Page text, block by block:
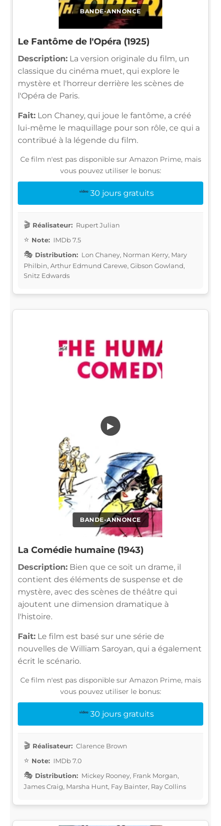
BANDE-ANNONCE
Le Fantôme de l'Opéra (1925)
Description: La version originale du film, un
classique du cinéma muet, qui explore le
mystère et l'horreur derrière les scènes de
l'Opéra de Paris.
Fait: Lon Chaney, qui joue le fantôme, a créé
lui-même le maquillage pour son rôle, ce qui a
contribué à la légende du film.
Ce film n'est pas disponible sur Amazon Prime, mais
vous pouvez utiliser le bonus:
30 jours gratuits
Réalisateur: Rupert Julian
Note: IMDb 7.5
Distribution: Lon Chaney, Norman Kerry, Mary
Philbin, Arthur Edmund Carewe, Gibson Gowland,
Snitz Edwards
BANDE-ANNONCE
▶
La Comédie humaine (1943)
Description: Bien que ce soit un drame, il
contient des éléments de suspense et de
mystère, avec des scènes de théâtre qui
ajoutent une dimension dramatique à
l'histoire.
Fait: Le film est basé sur une série de
nouvelles de William Saroyan, qui a également
écrit le scénario.
Ce film n'est pas disponible sur Amazon Prime, mais
vous pouvez utiliser le bonus:
30 jours gratuits
Réalisateur: Clarence Brown
Note: IMDb 7.0
Distribution: Mickey Rooney, Frank Morgan,
James Craig, Marsha Hunt, Fay Bainter, Ray Collins